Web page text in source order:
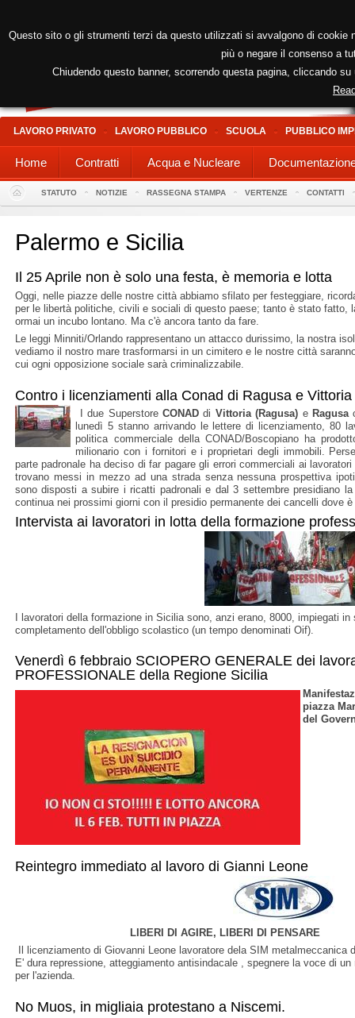
LAVORO PRIVATO LAVORO PUBBLICO SCUOLA PUBBLICO
Home Contratti Acqua e Nucleare
STATUTO NOTIZIE RASSEGNA STAMPA VERTENZE CONTATTI
Palermo e Sicilia
Il 25 Aprile non è solo una festa, è memoria e lotta
Oggi, nelle piazze delle nostre città abbiamo sfilato per festeggiare,
per le libertà politiche, civili e sociali di questo paese; tanto è stato fatto,
ormai un incubo lontano. Ma c'è ancora tanto da fare.
Le leggi Minniti/Orlando rappresentano un attacco durissimo, la nostra
vediamo il nostro mare trasformarsi in un cimitero e le nostre città
cui ogni opposizione sociale sarà criminalizzabile.
Contro i licenziamenti alla Conad di Ragusa e Vittoria
I due SuperstoreCONAD di Vittoria (Ragusa) e Ragusa
lunedì 5 stanno arrivando le lettere di licenziamento, 80
politica commerciale della CONAD/Boscopiano ha
milionario con i fornitori e i proprietari degli immobili.
parte padronale ha deciso di far pagare gli errori commerciali ai
trovano messi in mezzo ad una strada senza nessuna prospettiva
sono disposti a subire i ricatti padronali e dal 3 settembre presidiano
continua nei prossimi giorni con il presidio permanente dei cancelli dove
Intervista ai lavoratori in lotta della formazione
I lavoratori della formazione in Sicilia sono, anzi erano, 8000, impiegati
completamento dell'obbligo scolastico (un tempo denominati Oif).
Venerdì 6 febbraio SCIOPERO GENERALE dei
PROFESSIONALE della Regione Sicilia
piazza
del
Reintegro immediato al lavoro di Gianni Leone
LIBERI DI AGIRE, LIBERI DI
Il licenziamento di Giovanni Leone lavoratore dela SIM metalmeccanica
E' dura repressione, atteggiamento antisindacale , spegnere la voce di
per l'azienda.
No Muos, in migliaia protestano a Niscemi.
Questo sito o gli strumenti terzi da questo utilizzati si avvalgono di
più o negare il consenso a
Chiudendo questo banner, scorrendo questa pagina, cliccando